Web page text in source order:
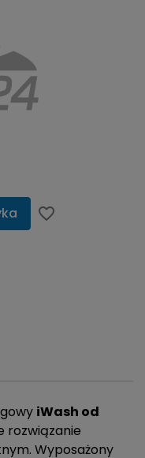
favorite_border
iWash od
rozwiązanie
Wyposażony